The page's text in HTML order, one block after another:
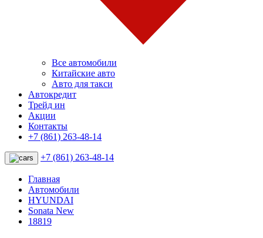
Все автомобили
Китайские авто
Авто для такси
Автокредит
Трейд ин
Акции
Контакты
+7 (861) 263-48-14
+7 (861) 263-48-14
Главная
Автомобили
HYUNDAI
Sonata New
18819